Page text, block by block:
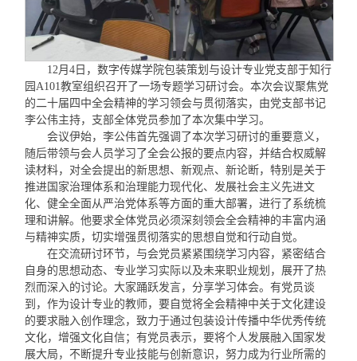
12月4日，数字传媒学院包装策划与设计专业党支部于知行
园A101教室组织召开了一场专题学习研讨会。本次会议聚焦党
的二十届四中全会精神的学习领会与贯彻落实，由党支部书记
李公伟主持，支部全体党员参加了本次集中学习。
会议伊始，李公伟首先强调了本次学习研讨的重要意义，
随后带领与会人员学习了全会公报的要点内容，并结合权威解
读材料，对全会提出的新思想、新观点、新论断，特别是关于
推进国家治理体系和治理能力现代化、发展社会主义先进文
化、健全全面从严治党体系等方面的重大部署，进行了系统梳
理和讲解。他要求全体党员必须深刻领会全会精神的丰富内涵
与精神实质，切实增强贯彻落实的思想自觉和行动自觉。
在交流研讨环节，与会党员紧紧围绕学习内容，紧密结合
自身的思想动态、专业学习实际以及未来职业规划，展开了热
烈而深入的讨论。大家踊跃发言，分享学习体会。有党员谈
到，作为设计专业的教师，要自觉将全会精神中关于文化建设
的要求融入创作理念，致力于通过包装设计传播中华优秀传统
文化，增强文化自信；有党员表示，要将个人发展融入国家发
展大局，不断提升专业技能与创新意识，努力成为行业所需的